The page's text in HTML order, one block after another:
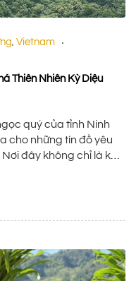
, Vietnam
Thiên Nhiên Kỳ Diệu
quý của tỉnh Ninh
cho những tín đồ yêu
đây không chỉ là khu